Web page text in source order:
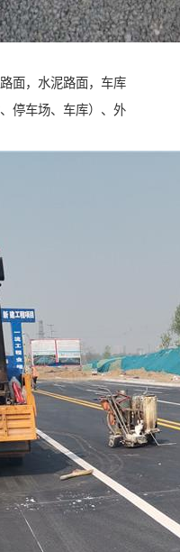
面，水泥路面，车库
停车场、车库）、外